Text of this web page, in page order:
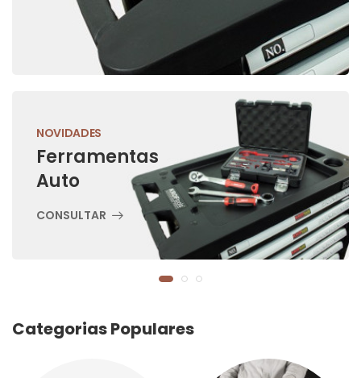
NOVIDADES
Ferramentas
Auto
CONSULTAR
Categorias Populares